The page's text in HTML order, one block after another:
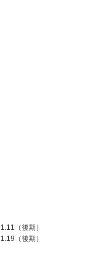
（後期）
（後期）